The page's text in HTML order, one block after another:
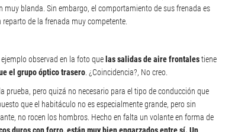
blanda. Sin embargo, el comportamiento de sus frenada es
de la frenada muy competente.
observad en la foto que las salidas de aire frontalestiene
el grupo óptico trasero. ¿Coincidencia?, No creo.
prueba, pero quizá no necesario para el tipo de conducción que
que el habitáculo no es especialmente grande, pero sin
no rocen los hombros. Hecho en falta un volante en forma de